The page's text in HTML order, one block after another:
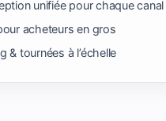
unifiée pour chaque canal
acheteurs en gros
& tournées à l’échelle